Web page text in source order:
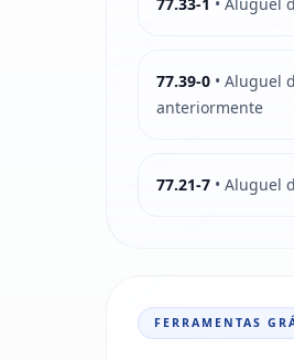
77.39-0 • Aluguel
anteriormente
77.21-7 • Aluguel
FERRAMENTAS